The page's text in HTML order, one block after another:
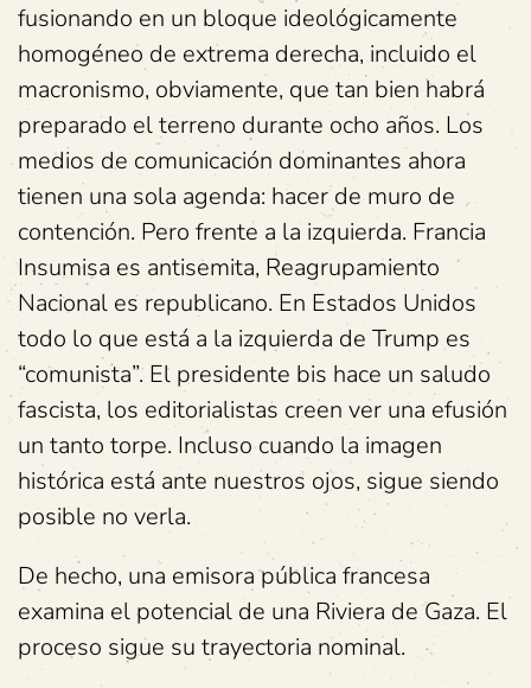
fusionando en un bloque ideológicamente
homogéneo de extrema derecha, incluido el
macronismo, obviamente, que tan bien habrá
preparado el terreno durante ocho años. Los
medios de comunicación dominantes ahora
tienen una sola agenda: hacer de muro de
contención. Pero frente a la izquierda. Francia
Insumisa es antisemita, Reagrupamiento
Nacional es republicano. En Estados Unidos
todo lo que está a la izquierda de Trump es
“comunista”. El presidente bis hace un saludo
fascista, los editorialistas creen ver una efusión
un tanto torpe. Incluso cuando la imagen
histórica está ante nuestros ojos, sigue siendo
posible no verla.
De hecho, una emisora pública francesa
examina el potencial de una Riviera de Gaza. El
proceso sigue su trayectoria nominal.